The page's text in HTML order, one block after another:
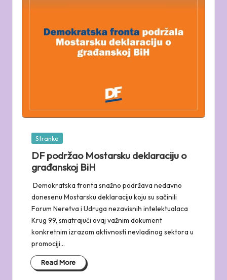
Posted
Stranke
DF podržao Mostarsku deklaraciju o
građanskoj BiH
Demokratska fronta snažno podržava nedavno
donesenu Mostarsku deklaraciju koju su sačinili
Forum Neretva i Udruga nezavisnih intelektualaca
Krug 99, smatrajući ovaj važnim dokument
konkretnim izrazom aktivnosti nevladinog sektora u
promociji…
Read More